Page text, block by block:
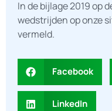
In de bijlage 2019 op
wedstrijden op onze
vermeld.
Facebook
LinkedIn